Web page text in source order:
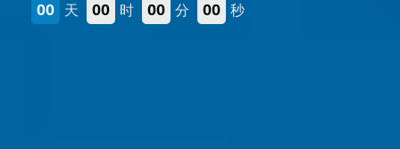
00 天 00 时 00 分 00 秒